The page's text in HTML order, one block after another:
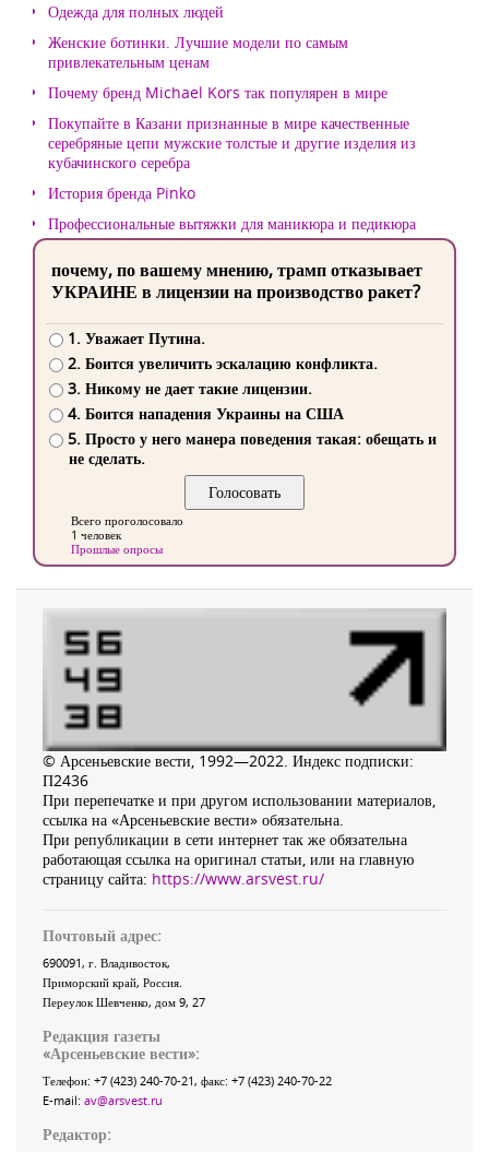
Одежда для полных людей
Женские ботинки. Лучшие модели по самым
привлекательным ценам
Почему бренд Michael Kors так популярен в мире
Покупайте в Казани признанные в мире качественные
серебряные цепи мужские толстые и другие изделия из
кубачинского серебра
История бренда Pinko
Профессиональные вытяжки для маникюра и педикюра
почему, по вашему мнению, трамп отказывает
УКРАИНЕ в лицензии на производство ракет?
1. Уважает Путина.
2. Боится увеличить эскалацию конфликта.
3. Никому не дает такие лицензии.
4. Боится нападения Украины на США
5. Просто у него манера поведения такая: обещать и
не сделать.
Всего проголосовало
1 человек
Прошлые опросы
© Арсеньевские вести, 1992—2022. Индекс подписки:
П2436
При перепечатке и при другом использовании материалов,
ссылка на «Арсеньевские вести» обязательна.
При републикации в сети интернет так же обязательна
работающая ссылка на оригинал статьи, или на главную
страницу сайта: https://www.arsvest.ru/
Почтовый адрес:
690091, г. Владивосток,
Приморский край, Россия
Переулок Шевченко, дом 9, 27
Редакция газеты
«Арсеньевские вести»:
Телефон: +7 (423) 240-70-21, факс: +7 (423) 240-70-22
E-mail: av@arsvest.ru
Редактор: